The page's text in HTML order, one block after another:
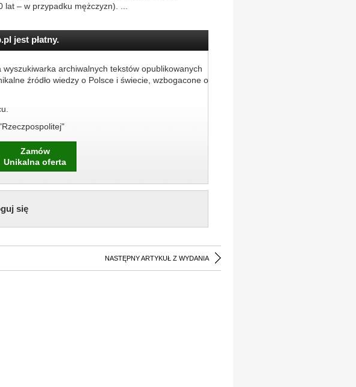
– w przypadku mężczyzn). ...
jest płatny.
archiwalnych tekstów opublikowanych
źródło wiedzy o Polsce i świecie, wzbogacone o
Zamów
Unikalna oferta
się
NASTĘPNY ARTYKUŁ Z WYDANIA